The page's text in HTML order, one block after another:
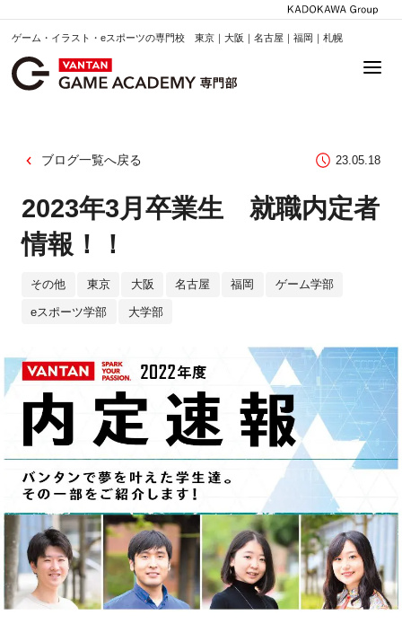
ゲーム・イラスト・eスポーツの専門校 東京｜大阪｜名古屋｜福岡｜札幌
ブログ一覧へ戻る 23.05.18
2023年3月卒業生 就職内定者
情報！！
その他 東京 大阪 名古屋 福岡 ゲーム学部
eスポーツ学部 大学部